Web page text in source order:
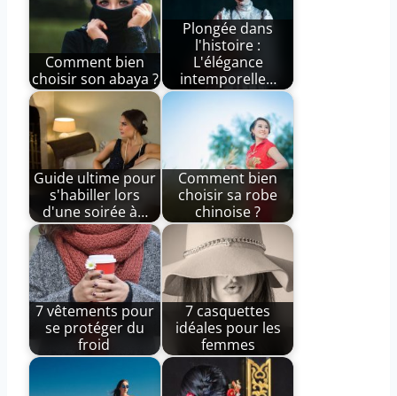
Comment bien
choisir son abaya ?
Plongée dans
l'histoire :
L'élégance
intemporelle…
Guide ultime pour
s'habiller lors
d'une soirée à…
Comment bien
choisir sa robe
chinoise ?
7 vêtements pour
se protéger du
froid
7 casquettes
idéales pour les
femmes